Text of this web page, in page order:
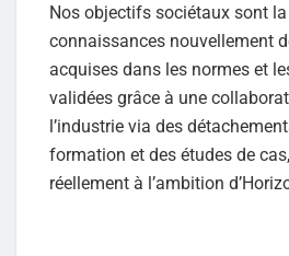
Nos objectifs sociétaux sont
connaissances nouvellement
acquises dans les normes et
validées grâce à une
l’industrie via des
formation et des études de
réellement à l’ambition